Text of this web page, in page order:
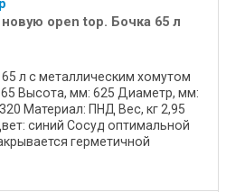
новую open top. Бочка 65 л
л с металлическим хомутом
Высота, мм: 625 Диаметр, мм:
Материал: ПНД Вес, кг 2,95
синий Сосуд оптимальной
герметичной